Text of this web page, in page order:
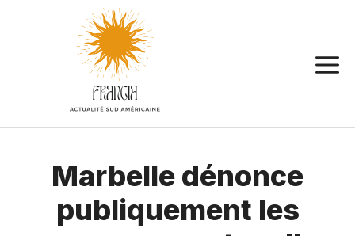
Marbelle dénonce
publiquement les